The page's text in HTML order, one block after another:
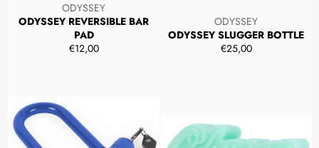
ODYSSEY
ODYSSEY REVERSIBLE BAR
PAD
Prezzo
€12,00
ODYSSEY
ODYSSEY SLUGGER BOTTLE
Prezzo
€25,00